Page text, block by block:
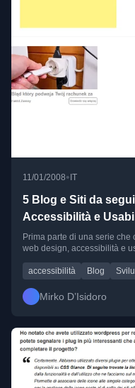
11/01/2008•IT
5 Blog e Siti da
Accessibilità e
Prima parte di una serie
web design, accessibilità e
accessibilità Blog
Mirko D’Isidoro